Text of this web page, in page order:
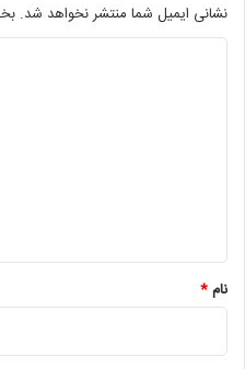
نشانی ایمیل شما منتشر نخواهد شد.
نام*